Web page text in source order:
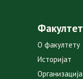
Факултет
О факултету
Историјат
Организација